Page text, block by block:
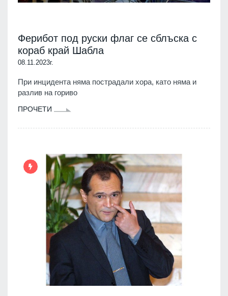
Ферибот под руски флаг се сблъска с
кораб край Шабла
08.11.2023г.
При инцидента няма пострадали хора, като няма и
разлив на гориво
ПРОЧЕТИ